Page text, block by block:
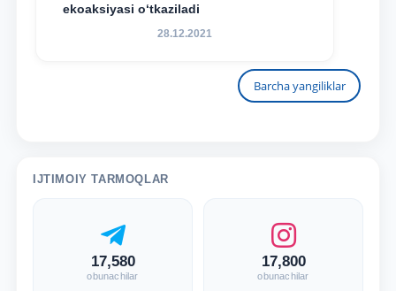
ekoaksiyasi o‘tkaziladi
28.12.2021
Barcha yangiliklar
IJTIMOIY TARMOQLAR
17,580
obunachilar
17,800
obunachilar